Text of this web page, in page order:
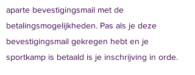
aparte bevestigingsmail met de
betalingsmogelijkheden. Pas als je deze
bevestigingsmail gekregen hebt en je
sportkamp is betaald is je inschrijving in orde.